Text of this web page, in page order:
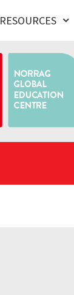
RESOURCES